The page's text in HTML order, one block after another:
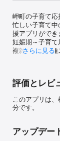
岬町の子育て応
忙しい子育て
援アプリができ
妊娠期～子育て
複雑な予防接種
さらに見る
評価とレビ
このアプリは
分です。
アップデー